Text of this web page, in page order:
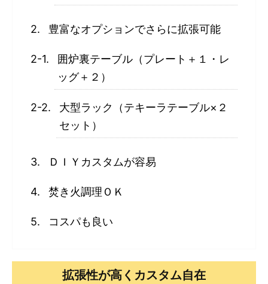
豊富なオプションでさらに拡張可能
囲炉裏テーブル（プレート＋１・レ
ッグ＋２）
大型ラック（テキーラテーブル×２
セット）
ＤＩＹカスタムが容易
焚き火調理ＯＫ
コスパも良い
拡張性が高くカスタム自在